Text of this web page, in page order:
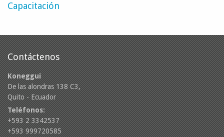
Capacitación
Contáctenos
Koneggui
De las alondras 138 C3,
Quito - Ecuador
Teléfonos:
+593 2 3342537
+593 999720585